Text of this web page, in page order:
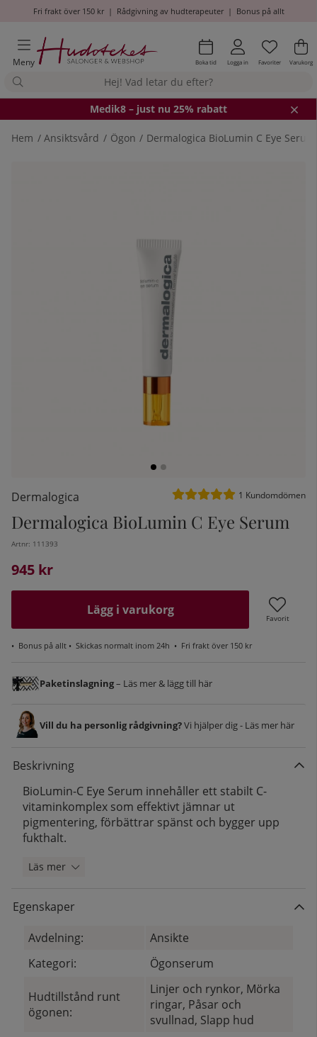
Fri frakt över 150 kr| Rådgivning av hudterapeuter| Bonus på allt
Meny Boka tid Logga in Antal i
.
Favoriter .
Varukorg
Medik8 – just nu 25% rabatt
Hem Ansiktsvård Ögon Dermalogica BioLumin C Eye Serum
Dermalogica Medelbetyg 5 av 5 Antal
1 Kundomdömen
Dermalogica BioLumin C Eye Serum
Artnr: 111393
945 kr
Lägg i varukorg
Favorit
• Bonus på allt • Skickas normalt inom 24h • Fri frakt över 150 kr
Paketinslagning– Läs mer & lägg till här
Vill du ha personlig rådgivning?Vi hjälper dig - Läs mer här
Beskrivning
BioLumin-C Eye Serum innehåller ett stabilt C-
vitaminkomplex som effektivt jämnar ut
pigmentering, förbättrar spänst och bygger upp
fukthalt.
Läs mer
Egenskaper
Avdelning:
Ansikte
Kategori:
Ögonserum
Hudtillstånd runt
ögonen:
Linjer och rynkor, Mörka
ringar, Påsar och
svullnad, Slapp hud